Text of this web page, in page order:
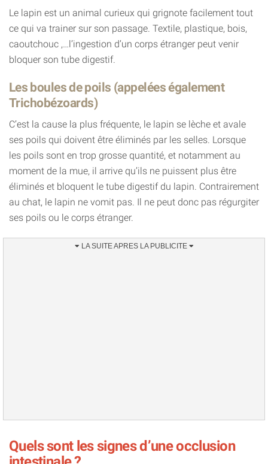
Le lapin est un animal curieux qui grignote facilement tout
ce qui va trainer sur son passage. Textile, plastique, bois,
caoutchouc ,…l’ingestion d’un corps étranger peut venir
bloquer son tube digestif.
Les boules de poils (appelées également
Trichobézoards)
C’est la cause la plus fréquente, le lapin se lèche et avale
ses poils qui doivent être éliminés par les selles. Lorsque
les poils sont en trop grosse quantité, et notamment au
moment de la mue, il arrive qu’ils ne puissent plus être
éliminés et bloquent le tube digestif du lapin. Contrairement
au chat, le lapin ne vomit pas. Il ne peut donc pas régurgiter
ses poils ou le corps étranger.
Quels sont les signes d’une occlusion